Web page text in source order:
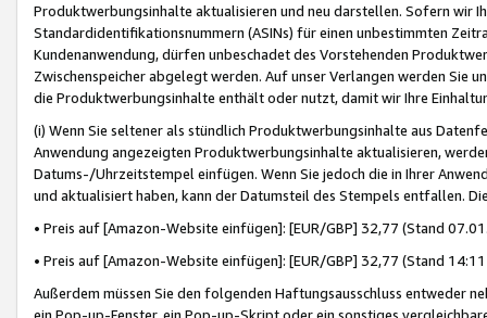
Produktwerbungsinhalte aktualisieren und neu darstellen. Sofern wir
Standardidentifikationsnummern (ASINs) für einen unbestimmten
Kundenanwendung, dürfen unbeschadet des Vorstehenden
Zwischenspeicher abgelegt werden. Auf unser Verlangen werden Sie
die Produktwerbungsinhalte enthält oder nutzt, damit wir Ihre
(i) Wenn Sie seltener als stündlich Produktwerbungsinhalte aus
Anwendung angezeigten Produktwerbungsinhalte aktualisieren,
Datums-/Uhrzeitstempel einfügen. Wenn Sie jedoch die in Ihrer
und aktualisiert haben, kann der Datumsteil des Stempels entfallen.
• Preis auf [Amazon-Website einfügen]: [EUR/GBP] 32,77 (Stand
• Preis auf [Amazon-Website einfügen]: [EUR/GBP] 32,77 (Stand
Außerdem müssen Sie den folgenden Haftungsausschluss entweder
ein Pop-up-Fenster, ein Pop-up-Skript oder ein sonstiges